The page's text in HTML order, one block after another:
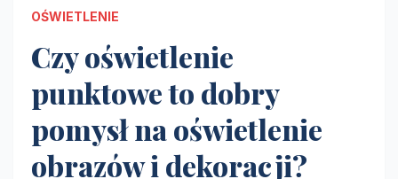
OŚWIETLENIE
Czy oświetlenie
punktowe to dobry
pomysł na oświetlenie
obrazów i dekoracji?